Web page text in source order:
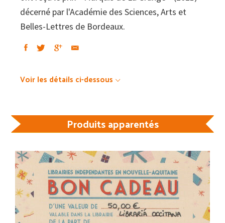
décerné par l'Académie des Sciences, Arts et
Belles-Lettres de Bordeaux.
Voir les détails ci-dessous
Produits apparentés